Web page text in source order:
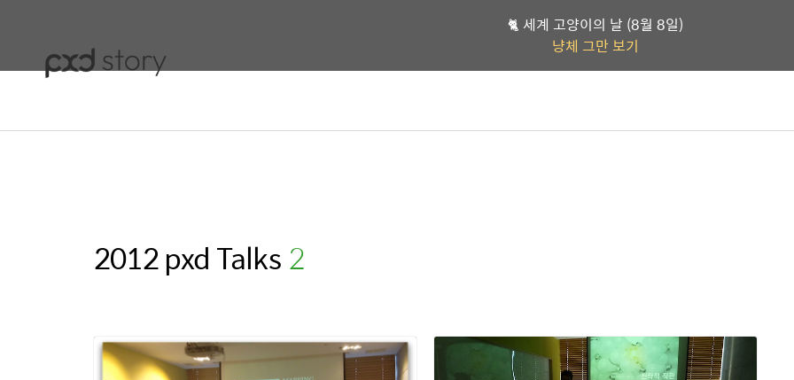
🐈 세계 고양이의 날 (8월 8일)
냥체 그만 보기
2012 pxd Talks(2)